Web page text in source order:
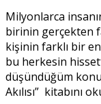
Milyonlarca
birinin gerçekten
kişinin farklı bir
bu herkesin
düşündüğüm
Akılısı” kitabını